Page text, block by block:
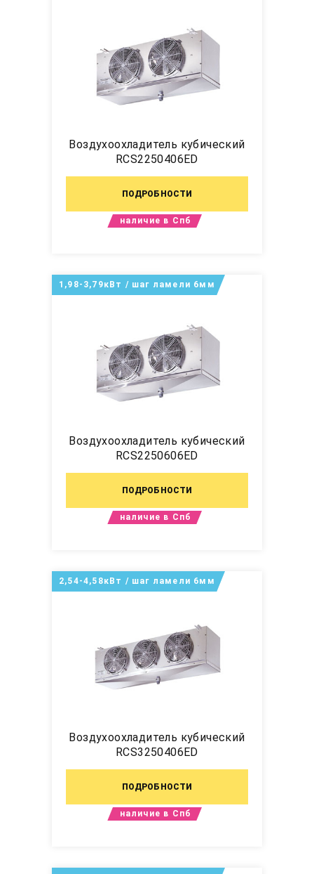
Воздухоохладитель кубический
RCS2250406ED
ПОДРОБНОСТИ
наличие в Спб
Воздухоохладитель кубический
RCS2250606ED
ПОДРОБНОСТИ
1,98-3,79кВт / шаг ламели 6мм
наличие в Спб
Воздухоохладитель кубический
RCS3250406ED
ПОДРОБНОСТИ
2,54-4,58кВт / шаг ламели 6мм
наличие в Спб